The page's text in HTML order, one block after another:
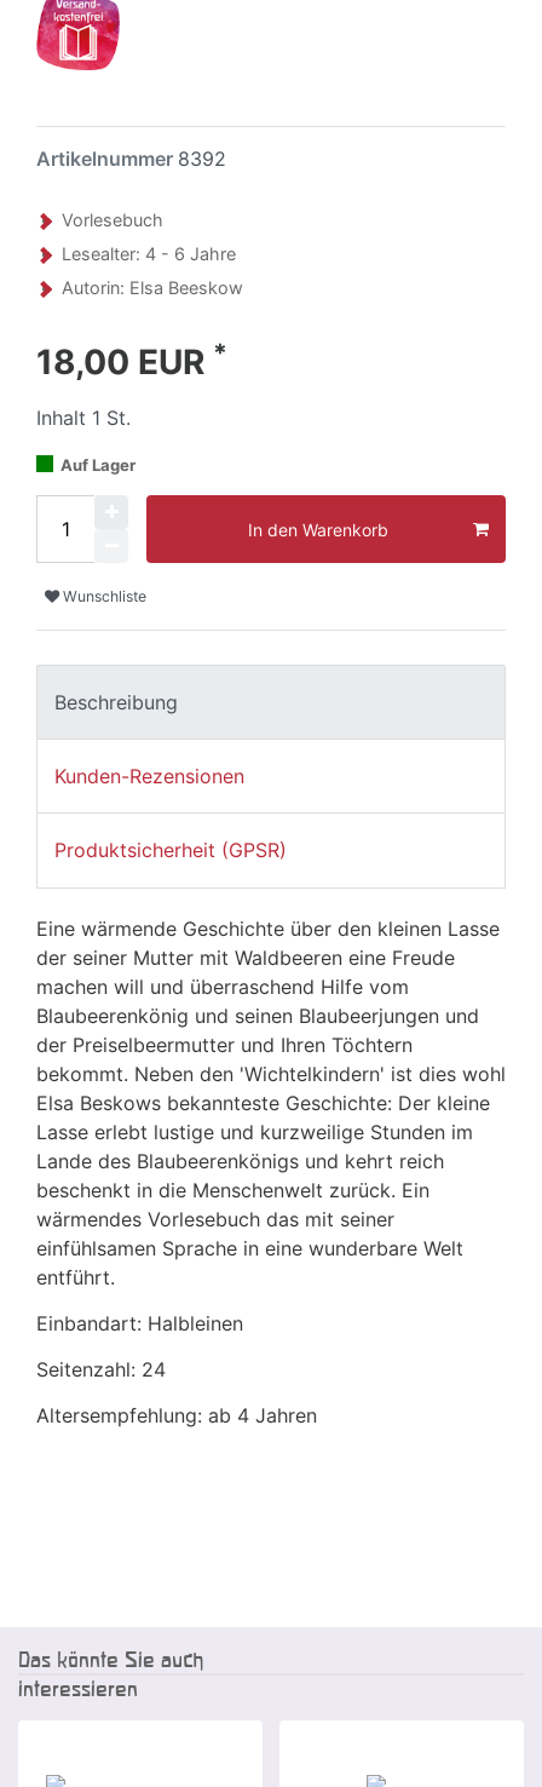
Artikelnummer 8392
Vorlesebuch
Lesealter: 4 - 6 Jahre
Autorin: Elsa Beeskow
18,00 EUR *
Inhalt 1 St.
Auf Lager
In den Warenkorb
Wunschliste
Beschreibung
Kunden-Rezensionen
Produktsicherheit (GPSR)
Eine wärmende Geschichte über den kleinen Lasse
der seiner Mutter mit Waldbeeren eine Freude
machen will und überraschend Hilfe vom
Blaubeerenkönig und seinen Blaubeerjungen und
der Preiselbeermutter und Ihren Töchtern
bekommt. Neben den 'Wichtelkindern' ist dies wohl
Elsa Beskows bekannteste Geschichte: Der kleine
Lasse erlebt lustige und kurzweilige Stunden im
Lande des Blaubeerenkönigs und kehrt reich
beschenkt in die Menschenwelt zurück. Ein
wärmendes Vorlesebuch das mit seiner
einfühlsamen Sprache in eine wunderbare Welt
entführt.
Einbandart: Halbleinen
Seitenzahl: 24
Altersempfehlung: ab 4 Jahren
Das könnte Sie auch
interessieren